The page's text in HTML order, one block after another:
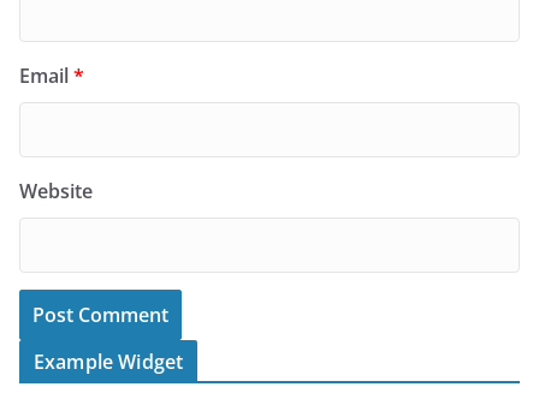
Email*
Website
Example Widget